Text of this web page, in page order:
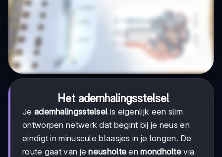
Het ademhalingsstelsel
Je ademhalingsstelsel is eigenlijk een slim
ontworpen netwerk dat begint bij je neus en
eindigt in minuscule blaasjes in je longen. De
route gaat van jeneusholte enmondholte via